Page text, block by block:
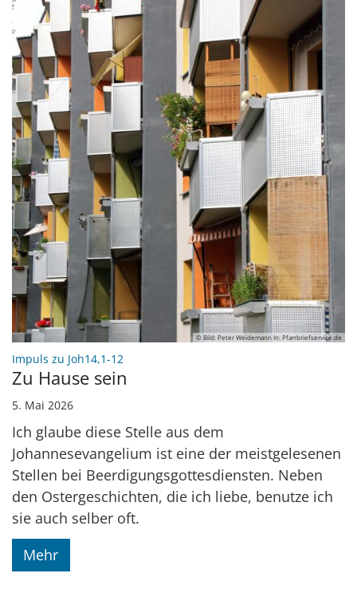
© Bild: Peter Weidemann In: Pfarrbriefservice.de
Impuls zu Joh14,1-12
Zu Hause sein
5. Mai 2026
Ich glaube diese Stelle aus dem
Johannesevangelium ist eine der meistgelesenen
Stellen bei Beerdigungsgottesdiensten. Neben
den Ostergeschichten, die ich liebe, benutze ich
sie auch selber oft.
Mehr